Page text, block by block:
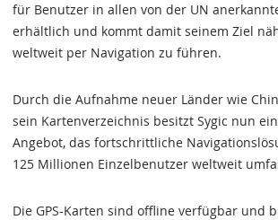
für Benutzer in allen von der UN
erhältlich und kommt damit seinem Ziel
weltweit per Navigation zu führen.
Durch die Aufnahme neuer Länder wie
sein Kartenverzeichnis besitzt Sygic nun
Angebot, das fortschrittliche
125 Millionen Einzelbenutzer weltweit
Die GPS-Karten sind offline verfügbar und